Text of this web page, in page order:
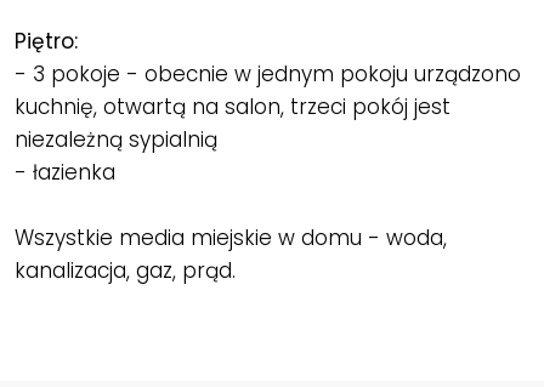
Piętro:
- 3 pokoje - obecnie w jednym pokoju urządzono
kuchnię, otwartą na salon, trzeci pokój jest
niezależną sypialnią
- łazienka
Wszystkie media miejskie w domu - woda,
kanalizacja, gaz, prąd.